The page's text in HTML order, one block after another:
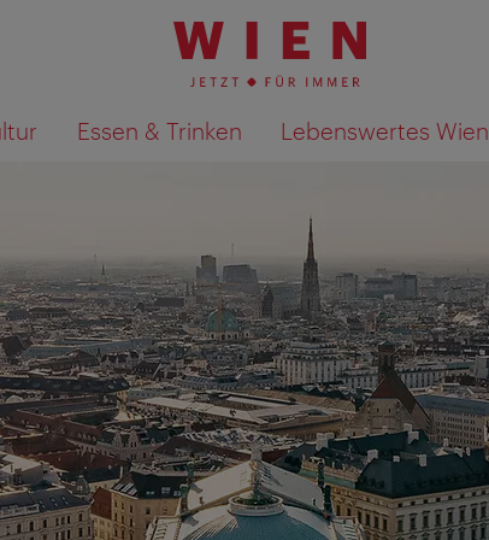
Essen & Trinken Lebenswertes Wien